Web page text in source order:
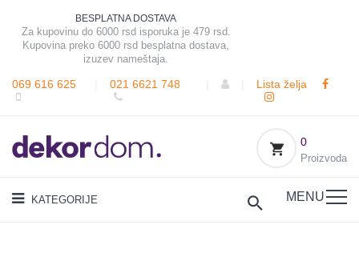
BESPLATNA DOSTAVA
Za kupovinu do 6000 rsd isporuka je 479 rsd.
Kupovina preko 6000 rsd besplatna dostava,
izuzev nameštaja.
069 616 625 021 6621 748 Lista želja
0
Proizvoda
KATEGORIJE MENU